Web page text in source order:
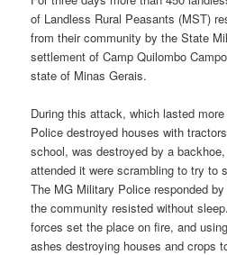
of Landless Rural Peasants (MST)
from their community by the State
settlement of Camp Quilombo
state of Minas Gerais.
During this attack, which lasted
Police destroyed houses with
school, was destroyed by a
attended it were scrambling to try to
The MG Military Police responded
the community resisted without
forces set the place on fire, and
ashes destroying houses and crops